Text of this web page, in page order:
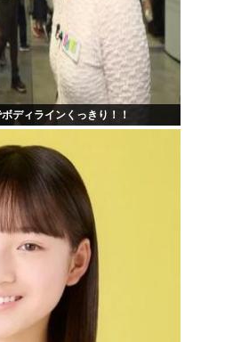
ディラインくっきり！！